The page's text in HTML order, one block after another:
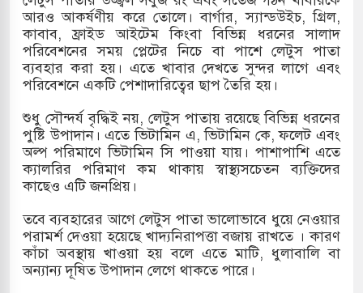
ছাড়লেন জনপ্রিয় ভারতীয় সাংবাদিক ময়ূখ রঞ্জন
অ্যারেস্ট আবেদন, বরগুনার এসআইয়ের বিরুদ্ধে
জাদুঘর নতুন বাংলাদেশের পথচলার কেন্দ্র হবে: ড.
বিভিন্ন খাতে সৌদির বিনিয়োগের আহবান প্রধানমন্ত্রীর
হামলায় ছাত্রদল ও ছাত্রলীগের আচরণ ইসরায়েলের
আরও আকর্ষণীয় করে তোলে। বার্গার, স্যান্ডউইচ, গ্রিল,
কাবাব, ফ্রাইড আইটেম কিংবা বিভিন্ন ধরনের সালাদ
পরিবেশনের সময় প্লেটের নিচে বা পাশে লেটুস পাতা
ব্যবহার করা হয়। এতে খাবার দেখতে সুন্দর লাগে এবং
পরিবেশনে একটি পেশাদারিত্বের ছাপ তৈরি হয়।
শুধু সৌন্দর্য বৃদ্ধিই নয়, লেটুস পাতায় রয়েছে বিভিন্ন ধরনের
পুষ্টি উপাদান। এতে ভিটামিন এ, ভিটামিন কে, ফলেট এবং
অল্প পরিমাণে ভিটামিন সি পাওয়া যায়। পাশাপাশি এতে
ক্যালরির পরিমাণ কম থাকায় স্বাস্থ্যসচেতন ব্যক্তিদের
কাছেও এটি জনপ্রিয়।
তবে ব্যবহারের আগে লেটুস পাতা ভালোভাবে ধুয়ে নেওয়ার
পরামর্শ দেওয়া হয়েছে খাদ্যনিরাপত্তা বজায় রাখতে । কারণ
কাঁচা অবস্থায় খাওয়া হয় বলে এতে মাটি, ধুলাবালি বা
অন্যান্য দূষিত উপাদান লেগে থাকতে পারে।